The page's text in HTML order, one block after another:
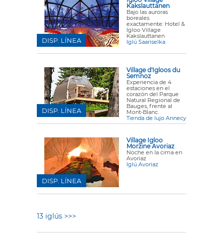
Kakslauttanen
Bajo las auroras
boreales
exactamente: Hotel &
Igloo Village
Kakslauttanen
Iglú Saariselka
DISP. LÍNEA
Village d'Igloos du
Semnoz
Experiencia de 4
estaciones en el
corazón del Parque
Natural Regional de
Bauges, frente al
Mont-Blanc.
Tienda de lujo Annecy
DISP. LÍNEA
Village Igloo
Morzine Avoriaz
Noche en la cima en
Avoriaz
Iglú Avoriaz
DISP. LÍNEA
13 iglús >>>